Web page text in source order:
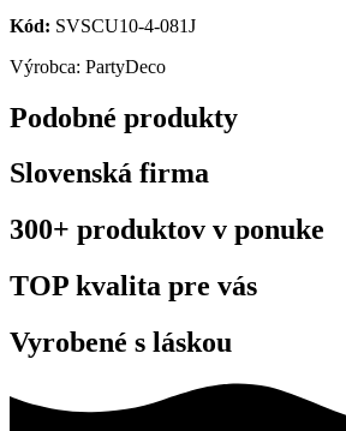
Kód: SVSCU10-4-081J
Výrobca: PartyDeco
Podobné produkty
Slovenská firma
300+ produktov v ponuke
TOP kvalita pre vás
Vyrobené s láskou